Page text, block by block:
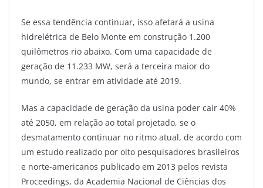
Se essa tendência continuar, isso afetará a usina
hidrelétrica de Belo Monte em construção 1.200
quilômetros rio abaixo. Com uma capacidade de
geração de 11.233 MW, será a terceira maior do
mundo, se entrar em atividade até 2019.
Mas a capacidade de geração da usina poder cair 40%
até 2050, em relação ao total projetado, se o
desmatamento continuar no ritmo atual, de acordo com
um estudo realizado por oito pesquisadores brasileiros
e norte-americanos publicado em 2013 pelos revista
Proceedings, da Academia Nacional de Ciências dos